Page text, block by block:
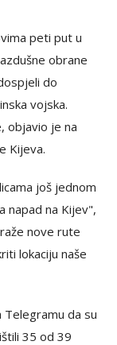
peti put u
obrane
do
vojska.
objavio je na
Kijeva.
još jednom
napad na Kijev",
nove rute
lokaciju naše
Telegramu da su
35 od 39